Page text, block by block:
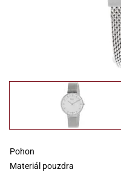
Pohon
Materiál pouzdra